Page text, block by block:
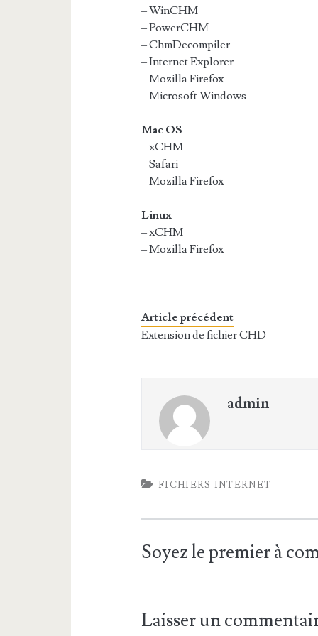
– WinCHM
– PowerCHM
– ChmDecompiler
– Internet Explorer
– Mozilla Firefox
– Microsoft Windows
Mac OS
– xCHM
– Safari
– Mozilla Firefox
Linux
– xCHM
– Mozilla Firefox
Article précédent
Extension de fichier CHD
admin
FICHIERS INTERNET
Soyez le premier à
Laisser un